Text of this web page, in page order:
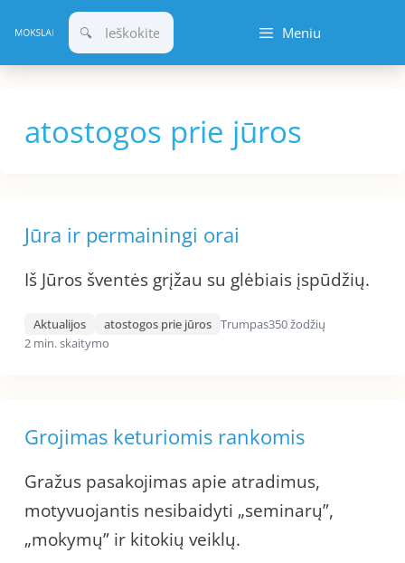
prie
turinio
Meniu
atostogos prie jūros
Jūra ir permainingi orai
Iš Jūros šventės grįžau su glėbiais įspūdžių.
Aktualijos atostogos prie jūros Trumpas350 žodžių
2 min. skaitymo
Grojimas keturiomis rankomis
Gražus pasakojimas apie atradimus,
motyvuojantis nesibaidyti „seminarų”,
„mokymų” ir kitokių veiklų.